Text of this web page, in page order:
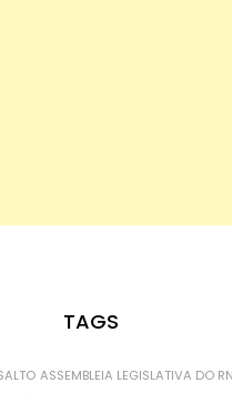
TAGS
ASSEMBLEIA LEGISLATIVA DO RN